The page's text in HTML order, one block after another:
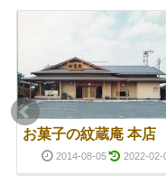
お菓子の紋蔵庵 本店
2014-08-05 2022-02-